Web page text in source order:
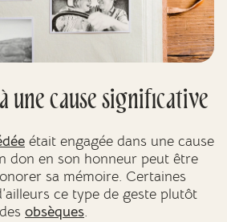
une cause significative
était engagée dans une cause
don en son honneur peut être
sa mémoire. Certaines
ce type de geste plutôt
obsèques.